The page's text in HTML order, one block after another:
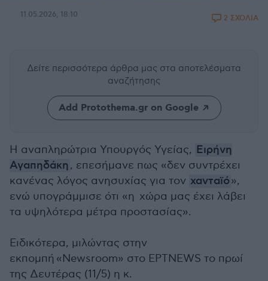
11.05.2026, 18:10 2 ΣΧΟΛΙΑ
Δείτε περισσότερα άρθρα μας στα αποτελέσματα
αναζήτησης
Add Protothema.gr on Google
Η αναπληρώτρια Υπουργός Υγείας, Ειρήνη
Αγαπηδάκη, επεσήμανε πως «δεν συντρέχει
κανένας λόγος ανησυχίας για τον χανταϊό»,
ενώ υπογράμμισε ότι «η χώρα μας έχει λάβει
τα υψηλότερα μέτρα προστασίας».
Ειδικότερα, μιλώντας στην
εκπομπή «Newsroom» στο ΕΡΤNEWS το πρωί
της Δευτέρας (11/5) η κ.